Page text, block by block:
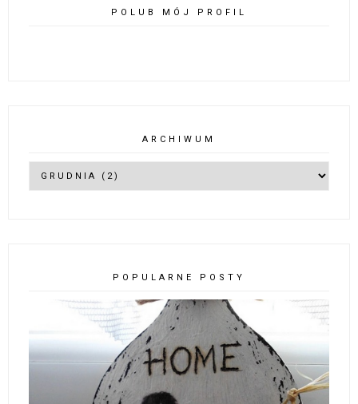
POLUB MÓJ PROFIL
ARCHIWUM
POPULARNE POSTY